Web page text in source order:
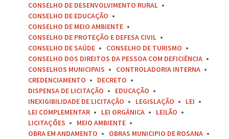
CONSELHO DE DESENVOLVIMENTO RURAL
CONSELHO DE EDUCAÇÃO
CONSELHO DE MEIO AMBIENTE
CONSELHO DE PROTEÇÃO E DEFESA CIVIL
CONSELHO DE SAÚDE
CONSELHO DE TURISMO
CONSELHO DOS DIREITOS DA PESSOA COM DEFICIÊNCIA
CONSELHOS MUNICIPAIS
CONTROLADORIA INTERNA
CREDENCIAMENTO
DECRETO
DISPENSA DE LICITAÇÃO
EDUCAÇÃO
INEXIGIBILIDADE DE LICITAÇÃO
LEGISLAÇÃO
LEI
LEI COMPLEMENTAR
LEI ORGÂNICA
LEILÃO
LICITAÇÕES
MEIO AMBIENTE
OBRA EM ANDAMENTO
OBRAS MUNICIPIO DE ROSANA